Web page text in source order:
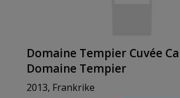
Domaine Tempier Cuvée
Domaine Tempier
2013, Frankrike